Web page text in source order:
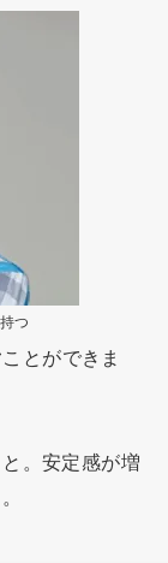
つ
ことができま
。安定感が増